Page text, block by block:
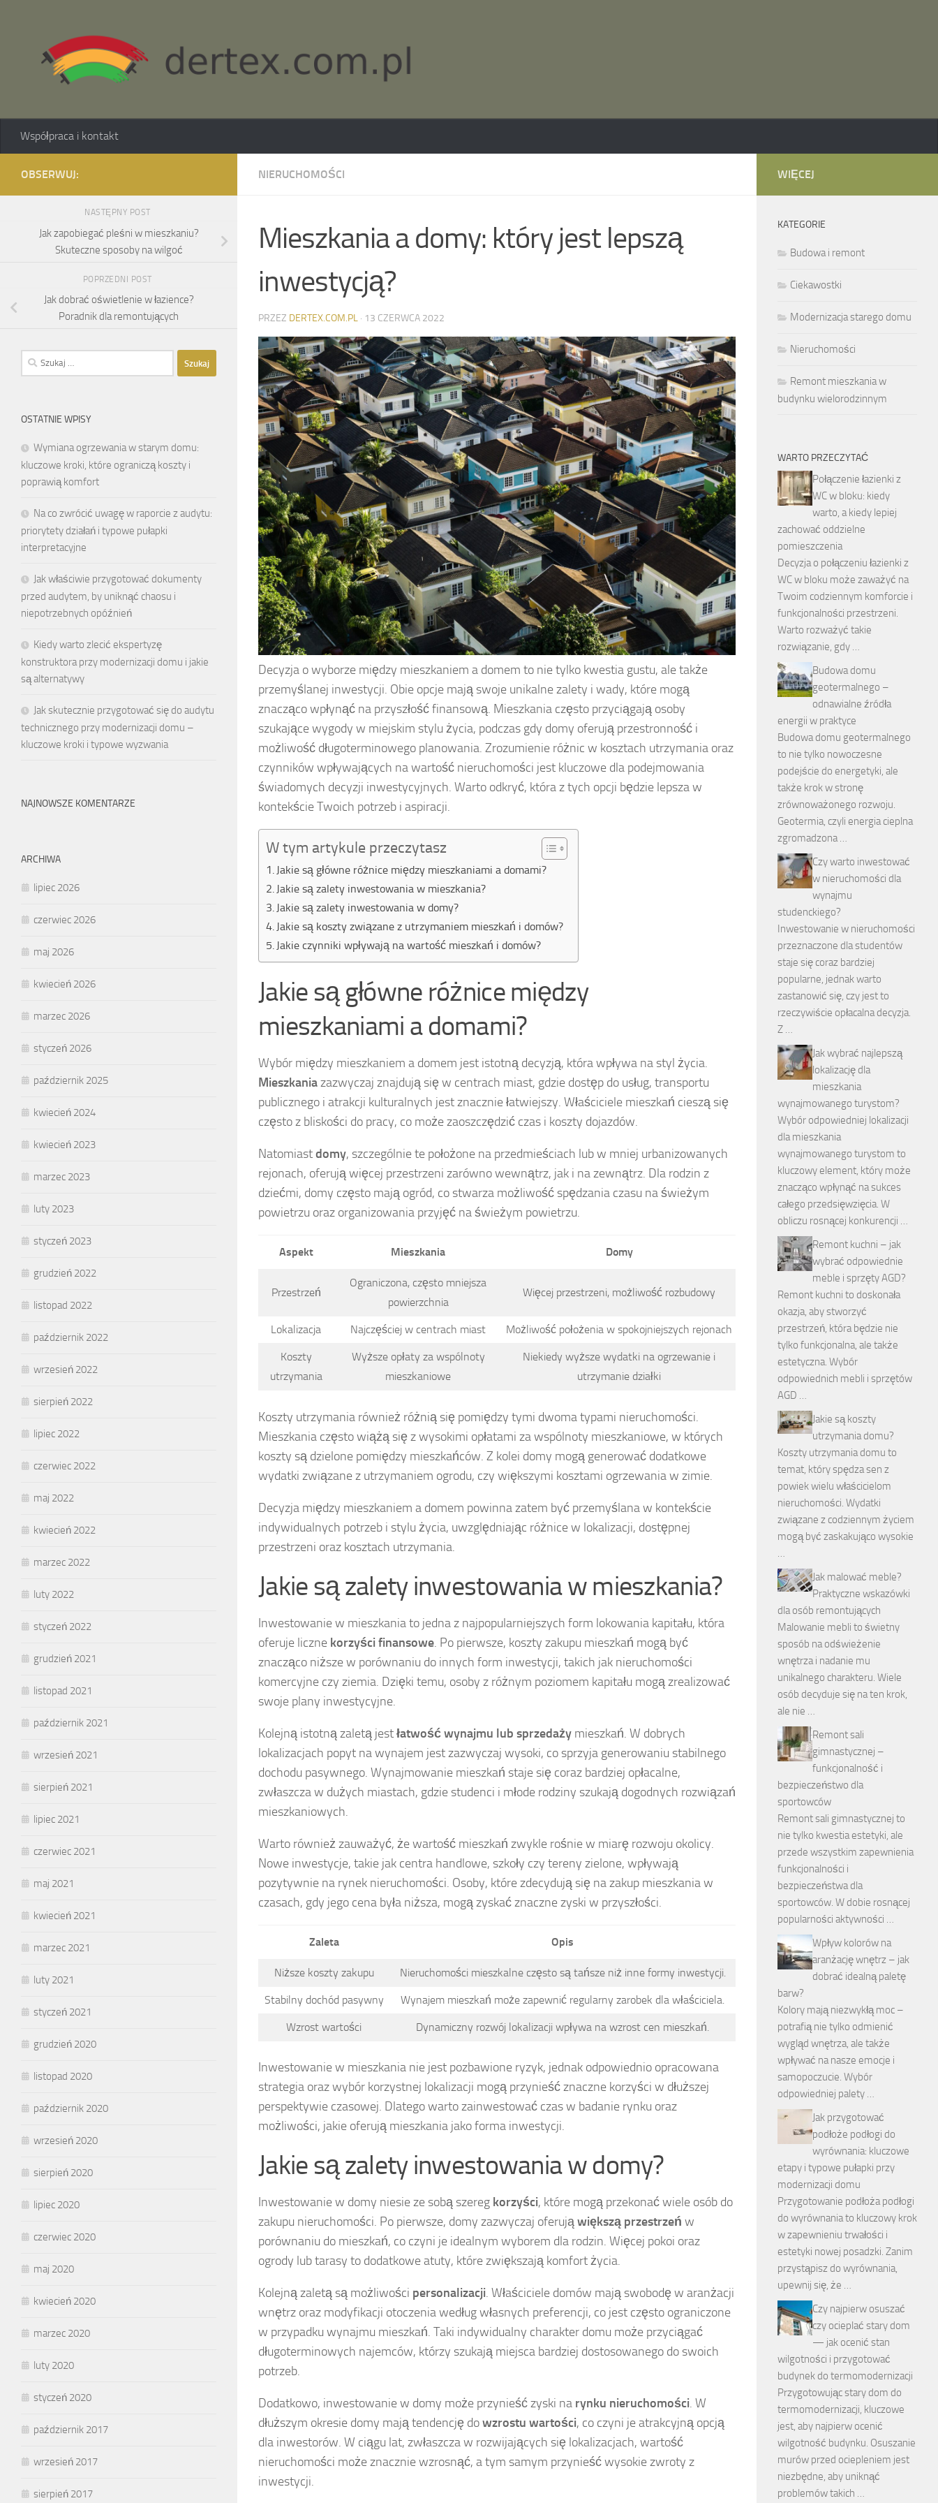
Współpraca i kontakt
NIERUCHOMOŚCI
Mieszkania a domy: który jest lepszą
inwestycją?
PRZEZ DERTEX.COM.PL · 13 CZERWCA 2022
Decyzja o wyborze między mieszkaniem a domem to nie tylko kwestia gustu, ale także
przemyślanej inwestycji. Obie opcje mają swoje unikalne zalety i wady, które mogą
znacząco wpłynąć na przyszłość finansową. Mieszkania często przyciągają osoby
szukające wygody w miejskim stylu życia, podczas gdy domy oferują przestronność i
możliwość długoterminowego planowania. Zrozumienie różnic w kosztach utrzymania oraz
czynników wpływających na wartość nieruchomości jest kluczowe dla podejmowania
świadomych decyzji inwestycyjnych. Warto odkryć, która z tych opcji będzie lepsza w
kontekście Twoich potrzeb i aspiracji.
W tym artykule przeczytasz
Jakie są główne różnice między mieszkaniami a domami?
Jakie są zalety inwestowania w mieszkania?
Jakie są zalety inwestowania w domy?
Jakie są koszty związane z utrzymaniem mieszkań i domów?
Jakie czynniki wpływają na wartość mieszkań i domów?
Jakie są główne różnice między
mieszkaniami a domami?
Wybór między mieszkaniem a domem jest istotną decyzją, która wpływa na styl życia.
Mieszkaniazazwyczaj znajdują się w centrach miast, gdzie dostęp do usług, transportu
publicznego i atrakcji kulturalnych jest znacznie łatwiejszy. Właściciele mieszkań cieszą się
często z bliskości do pracy, co może zaoszczędzić czas i koszty dojazdów.
Natomiastdomy, szczególnie te położone na przedmieściach lub w mniej urbanizowanych
rejonach, oferują więcej przestrzeni zarówno wewnątrz, jak i na zewnątrz. Dla rodzin z
dziećmi, domy często mają ogród, co stwarza możliwość spędzania czasu na świeżym
powietrzu oraz organizowania przyjęć na świeżym powietrzu.
Aspekt Mieszkania Domy
Przestrzeń
Ograniczona, często mniejsza
powierzchnia
Więcej przestrzeni, możliwość rozbudowy
Lokalizacja Najczęściej w centrach miast Możliwość położenia w spokojniejszych rejonach
Koszty
utrzymania
Wyższe opłaty za wspólnoty
mieszkaniowe
Niekiedy wyższe wydatki na ogrzewanie i
utrzymanie działki
Koszty utrzymania również różnią się pomiędzy tymi dwoma typami nieruchomości.
Mieszkania często wiążą się z wysokimi opłatami za wspólnoty mieszkaniowe, w których
koszty są dzielone pomiędzy mieszkańców. Z kolei domy mogą generować dodatkowe
wydatki związane z utrzymaniem ogrodu, czy większymi kosztami ogrzewania w zimie.
Decyzja między mieszkaniem a domem powinna zatem być przemyślana w kontekście
indywidualnych potrzeb i stylu życia, uwzględniając różnice w lokalizacji, dostępnej
przestrzeni oraz kosztach utrzymania.
Jakie są zalety inwestowania w mieszkania?
Inwestowanie w mieszkania to jedna z najpopularniejszych form lokowania kapitału, która
oferuje liczne korzyści finansowe. Po pierwsze, koszty zakupu mieszkań mogą być
znacząco niższe w porównaniu do innych form inwestycji, takich jak nieruchomości
komercyjne czy ziemia. Dzięki temu, osoby z różnym poziomem kapitału mogą zrealizować
swoje plany inwestycyjne.
Kolejną istotną zaletą jestłatwość wynajmu lub sprzedaży mieszkań. W dobrych
lokalizacjach popyt na wynajem jest zazwyczaj wysoki, co sprzyja generowaniu stabilnego
dochodu pasywnego. Wynajmowanie mieszkań staje się coraz bardziej opłacalne,
zwłaszcza w dużych miastach, gdzie studenci i młode rodziny szukają dogodnych rozwiązań
mieszkaniowych.
Warto również zauważyć, że wartość mieszkań zwykle rośnie w miarę rozwoju okolicy.
Nowe inwestycje, takie jak centra handlowe, szkoły czy tereny zielone, wpływają
pozytywnie na rynek nieruchomości. Osoby, które zdecydują się na zakup mieszkania w
czasach, gdy jego cena była niższa, mogą zyskać znaczne zyski w przyszłości.
Zaleta Opis
Niższe koszty zakupu Nieruchomości mieszkalne często są tańsze niż inne formy inwestycji.
Stabilny dochód pasywny Wynajem mieszkań może zapewnić regularny zarobek dla właściciela.
Wzrost wartości Dynamiczny rozwój lokalizacji wpływa na wzrost cen mieszkań.
Inwestowanie w mieszkania nie jest pozbawione ryzyk, jednak odpowiednio opracowana
strategia oraz wybór korzystnej lokalizacji mogą przynieść znaczne korzyści w dłuższej
perspektywie czasowej. Dlatego warto zainwestować czas w badanie rynku oraz
możliwości, jakie oferują mieszkania jako forma inwestycji.
Jakie są zalety inwestowania w domy?
Inwestowanie w domy niesie ze sobą szereg korzyści, które mogą przekonać wiele osób do
zakupu nieruchomości. Po pierwsze, domy zazwyczaj oferująwiększą przestrzeń w
porównaniu do mieszkań, co czyni je idealnym wyborem dla rodzin. Więcej pokoi oraz
ogrody lub tarasy to dodatkowe atuty, które zwiększają komfort życia.
Kolejną zaletą są możliwości personalizacji. Właściciele domów mają swobodę w aranżacji
wnętrz oraz modyfikacji otoczenia według własnych preferencji, co jest często ograniczone
w przypadku wynajmu mieszkań. Taki indywidualny charakter domu może przyciągać
długoterminowych najemców, którzy szukają miejsca bardziej dostosowanego do swoich
potrzeb.
Dodatkowo, inwestowanie w domy może przynieść zyski na rynku nieruchomości. W
dłuższym okresie domy mają tendencję dowzrostu wartości, co czyni je atrakcyjną opcją
dla inwestorów. W ciągu lat, zwłaszcza w rozwijających się lokalizacjach, wartość
nieruchomości może znacznie wzrosnąć, a tym samym przynieść wysokie zwroty z
inwestycji.
OBSERWUJ:
NASTĘPNY POST
Jak zapobiegać pleśni w mieszkaniu?
Skuteczne sposoby na wilgoć
POPRZEDNI POST
Jak dobrać oświetlenie w łazience?
Poradnik dla remontujących
Szukaj:
OSTATNIE WPISY
Wymiana ogrzewania w starym domu:
kluczowe kroki, które ograniczą koszty i
poprawią komfort
Na co zwrócić uwagę w raporcie z audytu:
priorytety działań i typowe pułapki
interpretacyjne
Jak właściwie przygotować dokumenty
przed audytem, by uniknąć chaosu i
niepotrzebnych opóźnień
Kiedy warto zlecić ekspertyzę
konstruktora przy modernizacji domu i jakie
są alternatywy
Jak skutecznie przygotować się do audytu
technicznego przy modernizacji domu –
kluczowe kroki i typowe wyzwania
NAJNOWSZE KOMENTARZE
ARCHIWA
lipiec 2026
czerwiec 2026
maj 2026
kwiecień 2026
marzec 2026
styczeń 2026
październik 2025
kwiecień 2024
kwiecień 2023
marzec 2023
luty 2023
styczeń 2023
grudzień 2022
listopad 2022
październik 2022
wrzesień 2022
sierpień 2022
lipiec 2022
czerwiec 2022
maj 2022
kwiecień 2022
marzec 2022
luty 2022
styczeń 2022
grudzień 2021
listopad 2021
październik 2021
wrzesień 2021
sierpień 2021
lipiec 2021
czerwiec 2021
maj 2021
kwiecień 2021
marzec 2021
luty 2021
styczeń 2021
grudzień 2020
listopad 2020
październik 2020
wrzesień 2020
sierpień 2020
lipiec 2020
czerwiec 2020
maj 2020
kwiecień 2020
marzec 2020
luty 2020
styczeń 2020
październik 2017
wrzesień 2017
sierpień 2017
WIĘCEJ
KATEGORIE
Budowa i remont
Ciekawostki
Modernizacja starego domu
Nieruchomości
Remont mieszkania w
budynku wielorodzinnym
WARTO PRZECZYTAĆ
Połączenie łazienki z
WC w bloku: kiedy
warto, a kiedy lepiej
zachować oddzielne
pomieszczenia
Decyzja o połączeniu łazienki z
WC w bloku może zaważyć na
Twoim codziennym komforcie i
funkcjonalności przestrzeni.
Warto rozważyć takie
rozwiązanie, gdy …
Budowa domu
geotermalnego –
odnawialne źródła
energii w praktyce
Budowa domu geotermalnego
to nie tylko nowoczesne
podejście do energetyki, ale
także krok w stronę
zrównoważonego rozwoju.
Geotermia, czyli energia cieplna
zgromadzona …
Czy warto inwestować
w nieruchomości dla
wynajmu
studenckiego?
Inwestowanie w nieruchomości
przeznaczone dla studentów
staje się coraz bardziej
popularne, jednak warto
zastanowić się, czy jest to
rzeczywiście opłacalna decyzja.
Z …
Jak wybrać najlepszą
lokalizację dla
mieszkania
wynajmowanego turystom?
Wybór odpowiedniej lokalizacji
dla mieszkania
wynajmowanego turystom to
kluczowy element, który może
znacząco wpłynąć na sukces
całego przedsięwzięcia. W
obliczu rosnącej konkurencji …
Remont kuchni – jak
wybrać odpowiednie
meble i sprzęty AGD?
Remont kuchni to doskonała
okazja, aby stworzyć
przestrzeń, która będzie nie
tylko funkcjonalna, ale także
estetyczna. Wybór
odpowiednich mebli i sprzętów
AGD …
Jakie są koszty
utrzymania domu?
Koszty utrzymania domu to
temat, który spędza sen z
powiek wielu właścicielom
nieruchomości. Wydatki
związane z codziennym życiem
mogą być zaskakująco wysokie
…
Jak malować meble?
Praktyczne wskazówki
dla osób remontujących
Malowanie mebli to świetny
sposób na odświeżenie
wnętrza i nadanie mu
unikalnego charakteru. Wiele
osób decyduje się na ten krok,
ale nie …
Remont sali
gimnastycznej –
funkcjonalność i
bezpieczeństwo dla
sportowców
Remont sali gimnastycznej to
nie tylko kwestia estetyki, ale
przede wszystkim zapewnienia
funkcjonalności i
bezpieczeństwa dla
sportowców. W dobie rosnącej
popularności aktywności …
Wpływ kolorów na
aranżację wnętrz – jak
dobrać idealną paletę
barw?
Kolory mają niezwykłą moc –
potrafią nie tylko odmienić
wygląd wnętrza, ale także
wpływać na nasze emocje i
samopoczucie. Wybór
odpowiedniej palety …
Jak przygotować
podłoże podłogi do
wyrównania: kluczowe
etapy i typowe pułapki przy
modernizacji domu
Przygotowanie podłoża podłogi
do wyrównania to kluczowy krok
w zapewnieniu trwałości i
estetyki nowej posadzki. Zanim
przystąpisz do wyrównania,
upewnij się, że …
Czy najpierw osuszać
czy ocieplać stary dom
— jak ocenić stan
wilgotności i przygotować
budynek do termomodernizacji
Przygotowując stary dom do
termomodernizacji, kluczowe
jest, aby najpierw ocenić
wilgotność budynku. Osuszanie
murów przed ociepleniem jest
niezbędne, aby uniknąć
problemów takich …